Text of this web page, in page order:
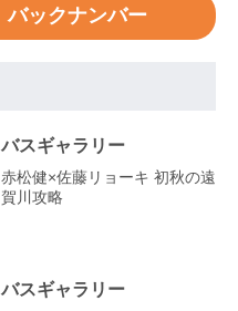
バックナンバー
バスギャラリー
赤松健×佐藤リョーキ 初秋の遠
賀川攻略
バスギャラリー